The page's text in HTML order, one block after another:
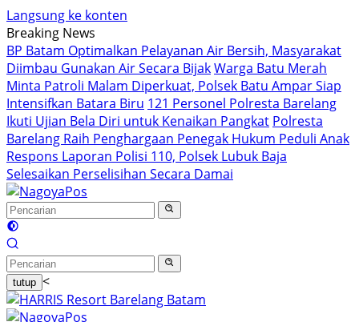
Langsung ke konten
Breaking News
BP Batam Optimalkan Pelayanan Air Bersih, Masyarakat
Diimbau Gunakan Air Secara BijakWarga Batu Merah
Minta Patroli Malam Diperkuat, Polsek Batu Ampar Siap
Intensifkan Batara Biru 121 Personel Polresta Barelang
Ikuti Ujian Bela Diri untuk Kenaikan Pangkat Polresta
Barelang Raih Penghargaan Penegak Hukum Peduli Anak
Respons Laporan Polisi 110, Polsek Lubuk Baja
Selesaikan Perselisihan Secara Damai
tutup <